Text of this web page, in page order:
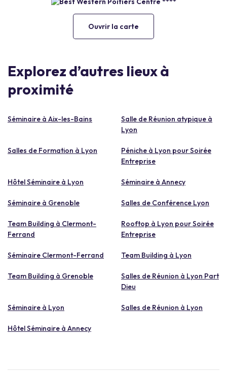
Ouvrir la carte
Explorez d’autres lieux à
proximité
Séminaire à Aix-les-Bains
Salle de Réunion atypique à
Lyon
Salles de Formation à Lyon
Péniche à Lyon pour Soirée
Entreprise
Hôtel Séminaire à Lyon Séminaire à Annecy
Séminaire à Grenoble Salles de Conférence Lyon
Team Building à Clermont-
Ferrand
Rooftop à Lyon pour Soirée
Entreprise
Séminaire Clermont-Ferrand Team Building à Lyon
Team Building à Grenoble
Salles de Réunion à Lyon Part
Dieu
Séminaire à Lyon Salles de Réunion à Lyon
Hôtel Séminaire à Annecy